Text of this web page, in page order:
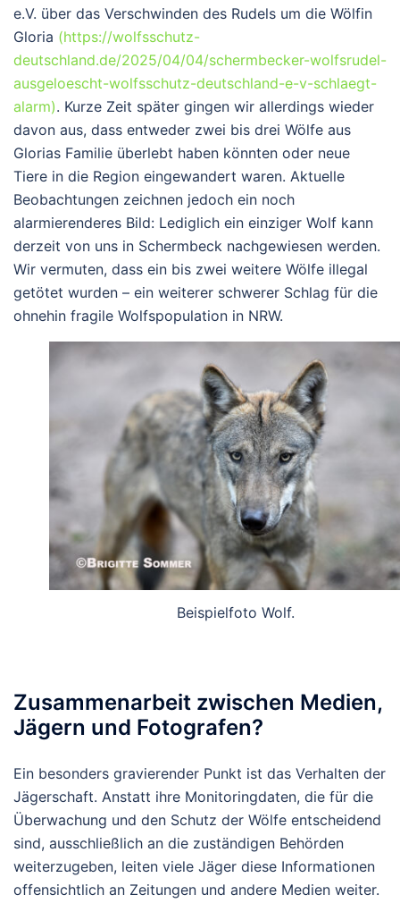
e.V. über das Verschwinden des Rudels um die Wölfin
Gloria (https://wolfsschutz-
deutschland.de/2025/04/04/schermbecker-wolfsrudel-
ausgeloescht-wolfsschutz-deutschland-e-v-schlaegt-
alarm). Kurze Zeit später gingen wir allerdings wieder
davon aus, dass entweder zwei bis drei Wölfe aus
Glorias Familie überlebt haben könnten oder neue
Tiere in die Region eingewandert waren. Aktuelle
Beobachtungen zeichnen jedoch ein noch
alarmierenderes Bild: Lediglich ein einziger Wolf kann
derzeit von uns in Schermbeck nachgewiesen werden.
Wir vermuten, dass ein bis zwei weitere Wölfe illegal
getötet wurden – ein weiterer schwerer Schlag für die
ohnehin fragile Wolfspopulation in NRW.
Beispielfoto Wolf.
Zusammenarbeit zwischen Medien,
Jägern und Fotografen?
Ein besonders gravierender Punkt ist das Verhalten der
Jägerschaft. Anstatt ihre Monitoringdaten, die für die
Überwachung und den Schutz der Wölfe entscheidend
sind, ausschließlich an die zuständigen Behörden
weiterzugeben, leiten viele Jäger diese Informationen
offensichtlich an Zeitungen und andere Medien weiter.